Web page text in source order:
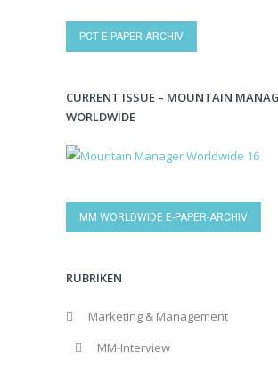
PCT E-PAPER-ARCHIV
CURRENT ISSUE – MOUNTAIN
WORLDWIDE
MM WORLDWIDE E-PAPER-ARCHIV
RUBRIKEN
Marketing & Management
MM-Interview